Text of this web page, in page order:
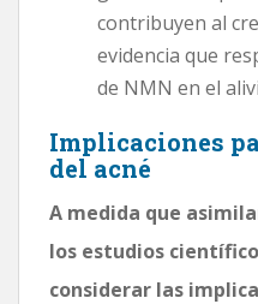
contribuyen al
evidencia que
de NMN en el
Implicaciones
del acné
A medida que
los estudios
considerar las